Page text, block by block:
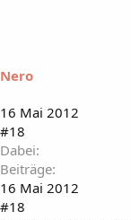
Nero
16 Mai 2012
#18
Dabei
Beiträge
16 Mai 2012
#18